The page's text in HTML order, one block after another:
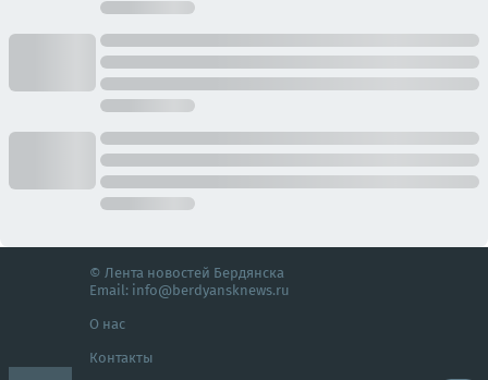
© Лента новостей Бердянска
Email: info@berdyansknews.ru
О нас
Контакты